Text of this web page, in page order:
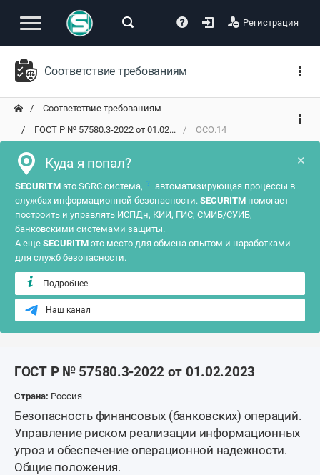
Регистрация
Соответствие требованиям
Соответствие требованиям
ГОСТ Р № 57580.3-2022 от 01.02...
ОСО.14
×
Куда я попал?
SECURITM это SGRC система, ?
автоматизирующая процессы в
службах информационной безопасности. SECURITM помогает
построить и управлять ИСПДн, КИИ, ГИС, СМИБ/СУИБ,
банковскими системами защиты.
А еще SECURITM это место для обмена опытом и наработками
для служб безопасности.
Подробнее
Наш канал
ГОСТ Р № 57580.3-2022 от 01.02.2023
Страна: Россия
Безопасность финансовых (банковских) операций.
Управление риском реализации информационных
угроз и обеспечение операционной надежности.
Общие положения.